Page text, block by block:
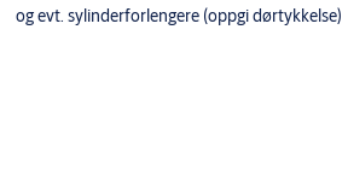
og evt. sylinderforlengere (oppgi dørtykkelse)